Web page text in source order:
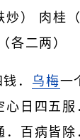
炒） 肉桂
各二两）
． 乌梅一
心日四五服
百病皆除